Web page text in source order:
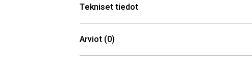
Tekniset tiedot
Arviot (0)